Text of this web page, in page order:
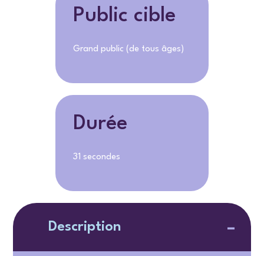
Public cible
Grand public (de tous âges)
Durée
31 secondes
Description